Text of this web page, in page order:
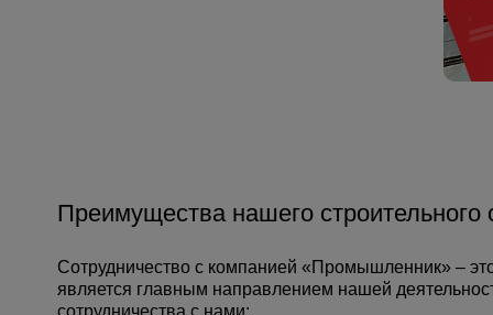
Тачки строительные и садовые
Металл и металлообработка
Преимущества нашего строительного
Сотрудничество с компанией «Промышленник» –
является главным направлением нашей
сотрудничества с нами: